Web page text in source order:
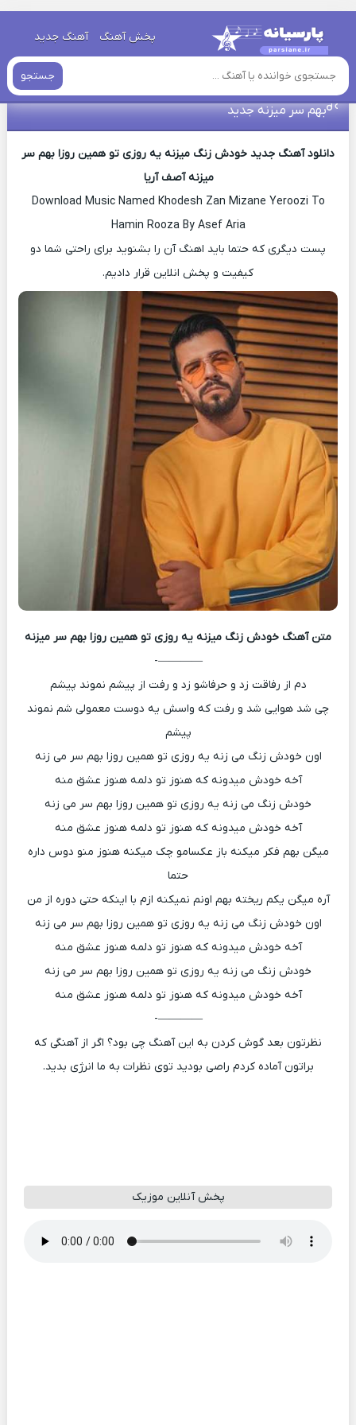
پخش آهنگ آهنگ جدید
جستجو
خانه » دانلود آهنگ جدید
روزی تو همین روزا بهم سر میزنه جدید
اهنگ آصف آریا خودش زنگ میزنه یه روزی تو همین روزا
بهم سر میزنه جدید
دانلود آهنگ جدید خودش زنگ میزنه یه روزی تو همین روزا بهم سر
میزنه آصف آریا
Download Music Named Khodesh Zan Mizane Yeroozi To
Hamin Rooza By Asef Aria
پست دیگری که حتما باید اهنگ آن را بشنوید برای راحتی شما دو
کیفیت و پخش انلاین قرار دادیم.
متن آهنگ خودش زنگ میزنه یه روزی تو همین روزا بهم سر میزنه
————-
دم از رفاقت زد و حرفاشو زد و رفت از پیشم نموند پیشم
چی شد هوایی شد و رفت که واسش یه دوست معمولی شم نموند
پیشم
اون خودش زنگ می زنه یه روزی تو همین روزا بهم سر می زنه
آخه خودش میدونه که هنوز تو دلمه هنوز عشق منه
خودش زنگ می زنه یه روزی تو همین روزا بهم سر می زنه
آخه خودش میدونه که هنوز تو دلمه هنوز عشق منه
میگن بهم فکر میکنه باز عکسامو چک میکنه هنوز منو دوس داره
حتما
آره میگن یکم ریخته بهم اونم نمیکنه ازم با اینکه حتی دوره از من
اون خودش زنگ می زنه یه روزی تو همین روزا بهم سر می زنه
آخه خودش میدونه که هنوز تو دلمه هنوز عشق منه
خودش زنگ می زنه یه روزی تو همین روزا بهم سر می زنه
آخه خودش میدونه که هنوز تو دلمه هنوز عشق منه
————-
نظرتون بعد گوش کردن به این آهنگ چی بود؟ اگر از آهنگی که
براتون آماده کردم راصی بودید توی نظرات به ما انرژی بدید.
پخش آنلاین موزیک